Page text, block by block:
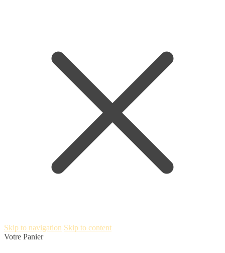
Skip to navigation Skip to content
Votre Panier